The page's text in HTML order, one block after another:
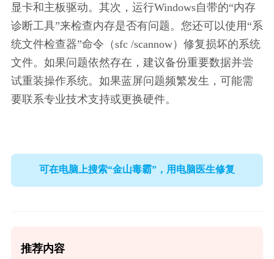
显卡和主板驱动。其次，运行Windows自带的“内存
诊断工具”来检查内存是否有问题。您还可以使用“系
统文件检查器”命令（sfc /scannow）修复损坏的系统
文件。如果问题依然存在，建议备份重要数据并尝
试重装操作系统。如果蓝屏问题频繁发生，可能需
要联系专业技术支持或更换硬件。
可在电脑上搜索“金山毒霸”，用电脑医生修复
推荐内容